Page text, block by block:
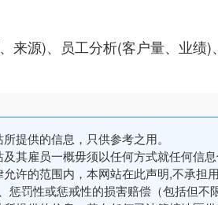
来源)、员工分析(客户量、业绩)
提供的信息，只供参考之用。
及其雇员一概毋须以任何方式就任何信
允许的范围内，本网站在此声明,不承担
惩罚性或惩戒性的损害赔偿（包括但